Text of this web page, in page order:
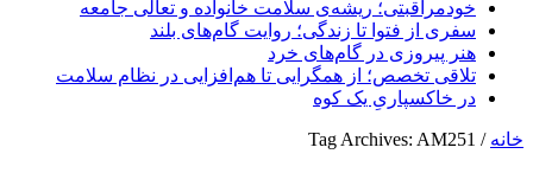
خودمراقبتی؛ ریشه‌ی سلامت خانواده و تعالی جامعه
سفری از فتوا تا زندگی؛ روایت گام‌های بلند
هنر پیروزی در گام‌های خرد
تلاقی تخصص؛ از همگرایی تا هم‌افزایی در نظام سلامت
در خاکسپاریِ یک کوه
خانه /
Tag Archives: AM251